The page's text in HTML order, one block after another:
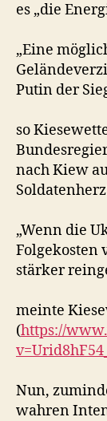
es „die
„Eine
Putin der
so
nach Kiew
„Wenn die
Folgekosten
stärker
meinte
(https://
Nun,
wahren